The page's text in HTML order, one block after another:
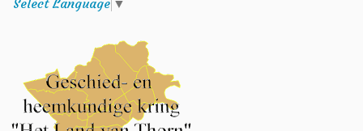
Select Language ▼